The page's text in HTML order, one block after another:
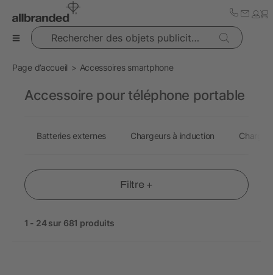
Rechercher des objets publicitaires
Page d’accueil Accessoires smartphone
Filtre +
1 - 24 sur 681 produits
Accessoire pour téléphone portable
Batteries externes Chargeurs à induction